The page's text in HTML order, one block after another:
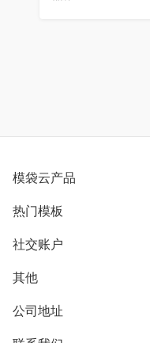
模袋云产品
别墅设计营销
模型协同展示分享
别墅社区
热门模板
欧式别墅
中式别墅
社交账户
B站
抖音
微信公众号
其他
用户服务协议
隐私政策
公司地址